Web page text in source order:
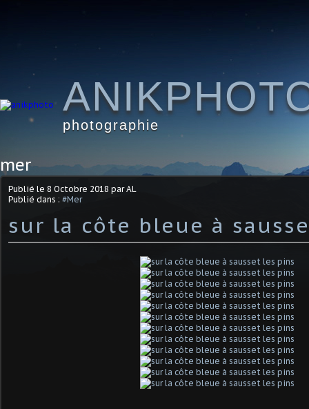
photographie
mer
Publié le 8 Octobre 2018 par AL
Publié dans : #Mer
sur la côte bleue à